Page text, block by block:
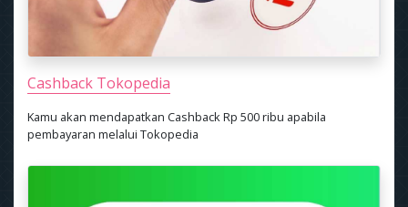
Cashback Tokopedia
Kamu akan mendapatkan Cashback Rp 500 ribu apabila
pembayaran melalui Tokopedia